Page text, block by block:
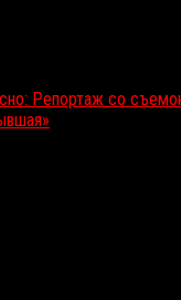
Репортаж со